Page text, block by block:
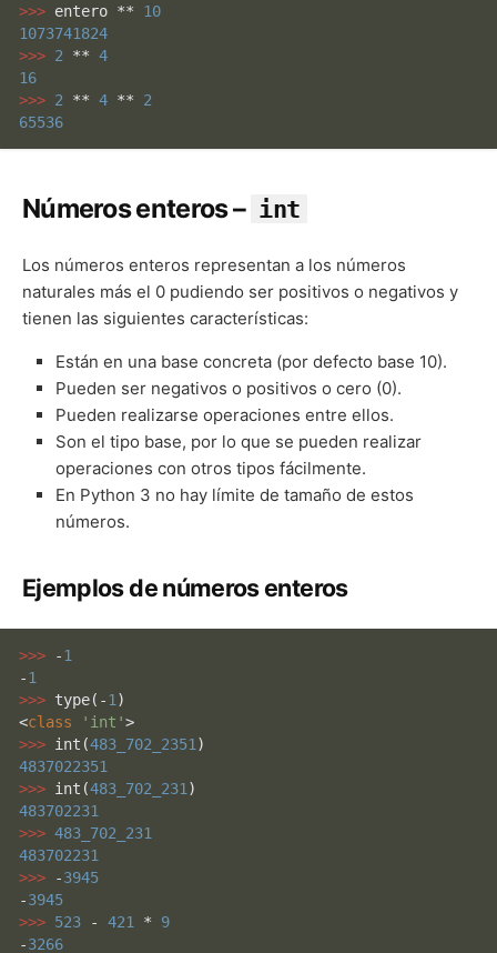
>>> entero ** 10
1073741824
>>> 2 ** 4
16
>>> 2 ** 4 ** 2
65536
Números enteros – int
Los números enteros representan a los números
naturales más el 0 pudiendo ser positivos o negativos y
tienen las siguientes características:
Están en una base concreta (por defecto base 10).
Pueden ser negativos o positivos o cero (0).
Pueden realizarse operaciones entre ellos.
Son el tipo base, por lo que se pueden realizar
operaciones con otros tipos fácilmente.
En Python 3 no hay límite de tamaño de estos
números.
Ejemplos de números enteros
>>> -1
-1
>>> type(-1 )
<class 'int'
>>> int (483_702_2351
4837022351
>>> int (483_702_231
483702231
>>> 483_702_231
483702231
>>>
-3945
-3945
>>> 523 - 421 * 9
-3266